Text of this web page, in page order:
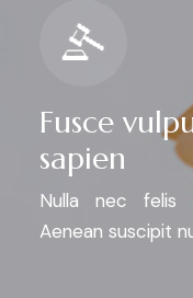
Fusce
sapien
Nulla nec felis
Aenean suscipit